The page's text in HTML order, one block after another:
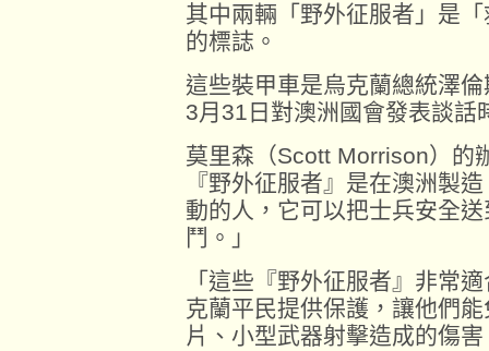
其中兩輛「野外征服者」是
的標誌。
這些裝甲車是烏克蘭總統澤
3月31日對澳洲國會發表談話
莫里森（Scott Morrison）的
『野外征服者』是在澳洲製
動的人，它可以把士兵安全
鬥。」
「這些『野外征服者』非常
克蘭平民提供保護，讓他們
片、小型武器射擊造成的傷